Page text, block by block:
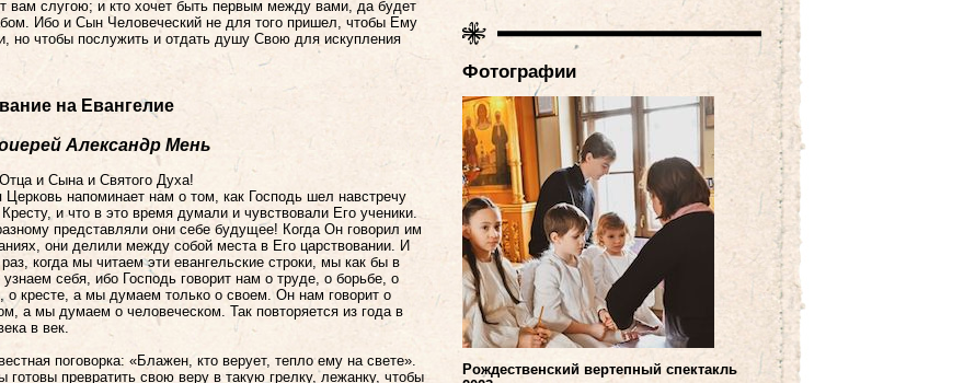
вам слугою; и кто хочет быть первым между вами, да будет
Ибо и Сын Человеческий не для того пришел, чтобы Ему
но чтобы послужить и отдать душу Свою для искупления
на Евангелие
Александр Мень
и Сына и Святого Духа!
Церковь напоминает нам о том, как Господь шел навстречу
и что в это время думали и чувствовали Его ученики.
представляли они себе будущее! Когда Он говорил им
они делили между собой места в Его царствовании. И
когда мы читаем эти евангельские строки, мы как бы в
узнаем себя, ибо Господь говорит нам о труде, о борьбе, о
о кресте, а мы думаем только о своем. Он нам говорит о
а мы думаем о человеческом. Так повторяется из года в
в век.
поговорка: «Блажен, кто верует, тепло ему на свете».
готовы превратить свою веру в такую грелку, лежанку, чтобы
Фотографии
Рождественский вертепный спектакль